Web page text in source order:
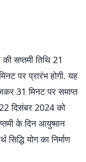
सप्तमी तिथि 21
पर प्रारंभ होगी. यह
31 मिनट पर समाप्त
दिसंबर 2024 को
के दिन आयुष्मान
योग का निर्माण